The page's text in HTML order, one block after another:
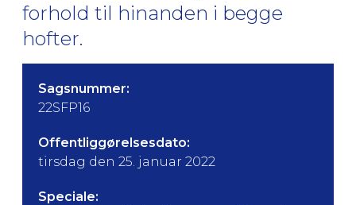
forhold til hinanden i begge
hofter.
Sagsnummer:
22SFP16
Offentliggørelsesdato:
tirsdag den 25. januar 2022
Speciale: